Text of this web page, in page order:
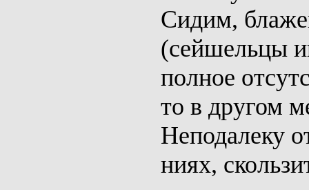
Сидим,
(сейшельцы
пол­ное
то в другом
Неподалеку
ниях,